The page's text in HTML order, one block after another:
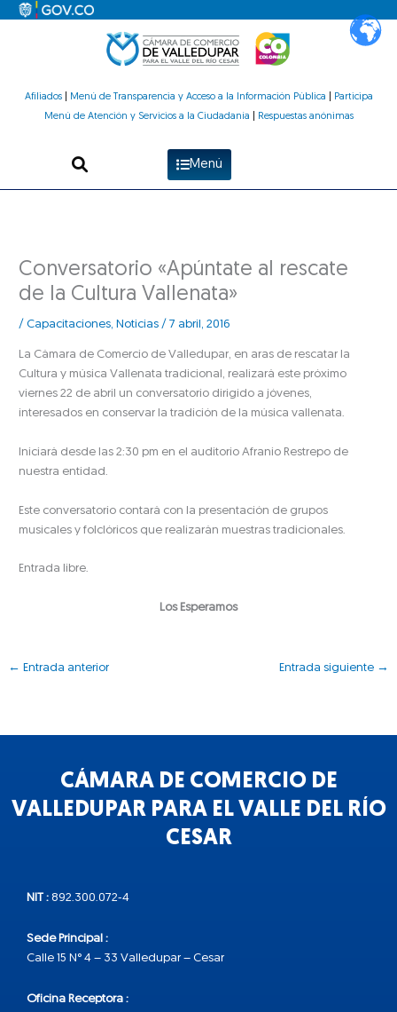
Afiliados| Menú de Transparencia y Acceso a la Información Pública
Participa
Menú de Atención y Servicios a la Ciudadanía
Respuestas anónimas
Menú
Conversatorio «Apúntate al rescate
de la Cultura Vallenata»
/Capacitaciones, Noticias / 7 abril, 2016
La Cámara de Comercio de Valledupar, en aras de rescatar la
Cultura y música Vallenata tradicional, realizará este próximo
viernes 22 de abril un conversatorio dirigido a jóvenes,
interesados en conservar la tradición de la música vallenata.
Iniciará desde las 2:30 pm en el auditorio Afranio Restrepo de
nuestra entidad.
Este conversatorio contará con la presentación de grupos
musicales y folclóricos que realizarán muestras tradicionales.
Entrada libre.
Los Esperamos
← Entrada anterior Entrada siguiente →
CÁMARA DE COMERCIO DE
VALLEDUPAR PARA EL VALLE DEL RÍO
CESAR
NIT : 892.300.072-4
Sede Principal :
Calle 15 N° 4 – 33 Valledupar – Cesar
Oficina Receptora :